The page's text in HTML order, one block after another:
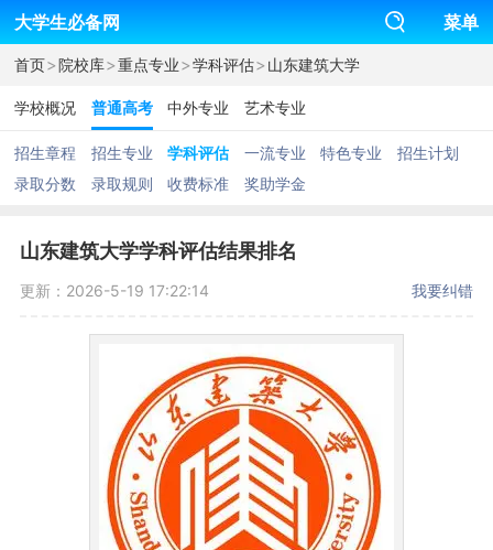
大学生必备网 菜单
首页>院校库>重点专业>学科评估>山东建筑大学
学校概况 普通高考 中外专业 艺术专业
招生章程 招生专业 学科评估 一流专业 特色专业
招生计划
录取分数
录取规则 收费标准 奖助学金
山东建筑大学学科评估结果排名
更新：2026-5-19 17:22:14 我要纠错